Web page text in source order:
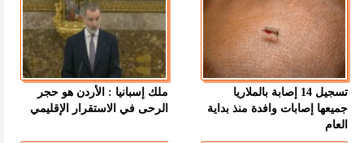
تسجيل 14 إصابة بالملاريا
جميعها إصابات وافدة منذ بداية
العام
ملك إسبانيا : الأردن هو حجر
الرحى في الاستقرار الإقليمي